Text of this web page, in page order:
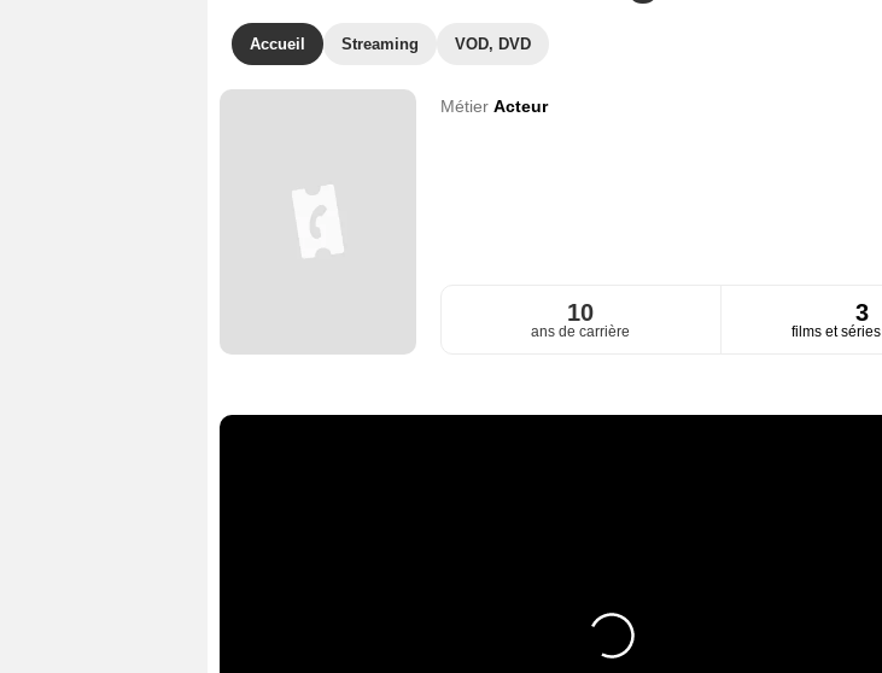
Accueil Streaming VOD, DVD
Métier Acteur
10
ans de carrière
3
films et